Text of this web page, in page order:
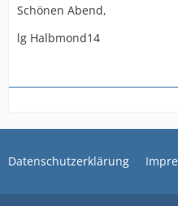
Schönen Abend,
lg Halbmond14
Datenschutzerklärung